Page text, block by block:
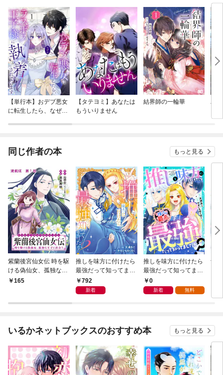
【単行本】おデブ悪女
に転生したら、なぜか
【タテヨミ】あなたは
もういりません
結界師の一輪華
バ
今
同じ作者の本 もっと見る
紫蘭後宮仙女伝 時を駆
ける偽仙女、孤独な王
子に出会う 連載版 第
165
推しを味方に付けたら
最強だって知ってまし
たか？１
792
新着
推しを味方に付けたら
最強だって知ってまし
たか？（分冊版）第１
話
0
新着 無料
紫
いるかネットブックスのおすすめ本 もっと見る